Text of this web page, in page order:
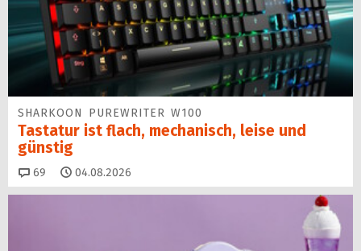
SHARKOON PUREWRITER W100
Tastatur ist flach, mechanisch, leise und
günstig
69 Kommentare
04.08.2026